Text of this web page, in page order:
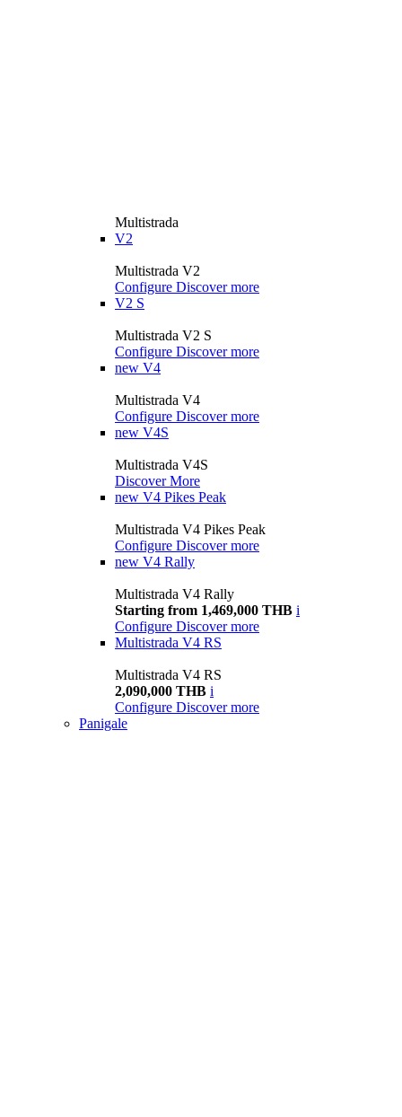
Multistrada
V2
Multistrada V2
Configure Discover more
V2 S
Multistrada V2 S
Configure Discover more
new V4
Multistrada V4
Configure Discover more
new V4S
Multistrada V4S
Discover More
new V4 Pikes Peak
Multistrada V4 Pikes Peak
Configure Discover more
new V4 Rally
Multistrada V4 Rally
Starting from 1,469,000 THB i
Configure Discover more
Multistrada V4 RS
Multistrada V4 RS
2,090,000 THB i
Configure Discover more
Panigale